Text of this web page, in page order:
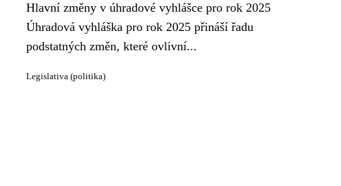
Hlavní změny v úhradové vyhlášce pro rok 2025
Úhradová vyhláška pro rok 2025 přináší řadu
podstatných změn, které ovlivní...
Legislativa (politika)